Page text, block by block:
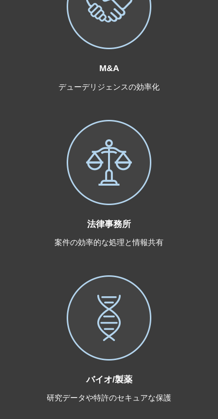
M&A
デューデリジェンスの効率化
法律事務所
案件の効率的な処理と情報共有
バイオ/製薬
研究データや特許のセキュアな保護